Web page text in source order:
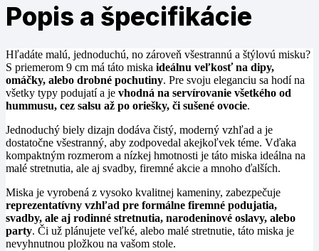
Popis a špecifikácie
Hľadáte malú, jednoduchú, no zároveň všestrannú a štýlovú misku?
S priemerom 9 cm má táto miska ideálnu veľkosť na dipy,
omáčky, alebo drobné pochutiny. Pre svoju eleganciu sa hodí na
všetky typy podujatí a je vhodná na servírovanie všetkého od
hummusu, cez salsu až po oriešky, či sušené ovocie.
Jednoduchý biely dizajn dodáva čistý, moderný vzhľad a je
dostatočne všestranný, aby zodpovedal akejkoľvek téme. Vďaka
kompaktným rozmerom a nízkej hmotnosti je táto miska ideálna na
malé stretnutia, ale aj svadby, firemné akcie a mnoho ďalších.
Miska je vyrobená z vysoko kvalitnej kameniny, zabezpečuje
reprezentatívny vzhľad pre formálne firemné podujatia,
svadby, ale aj rodinné stretnutia, narodeninové oslavy, alebo
party. Či už plánujete veľké, alebo malé stretnutie, táto miska je
nevyhnutnou pložkou na vašom stole.